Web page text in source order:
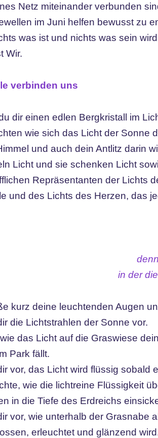
Netz miteinander verbunden
im Juni helfen bewusst zu
was ist und nichts was sein
Wir.
verbinden uns
dir einen edlen Bergkristall im
wie sich das Licht der Sonne
und auch dein Antlitz darin
Licht und sie schenken Licht
Repräsentanten der Lichts
und des Lichts des Herzen, das
in der
kurz deine leuchtenden Augen
die Lichtstrahlen der Sonne vor.
das Licht auf die Graswiese
Park fällt.
vor, das Licht wird flüssig sobald
wie die lichtreine Flüssigkeit
in die Tiefe des Erdreichs
vor, wie unterhalb der Grasnabe
erleuchtet und glänzend